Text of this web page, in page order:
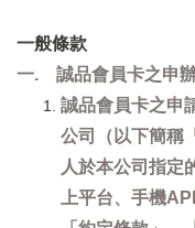
一般條款
一. 誠品會員卡之申
誠品會員卡之申
公司（以下簡稱
人於本公司指定
上平台、手機